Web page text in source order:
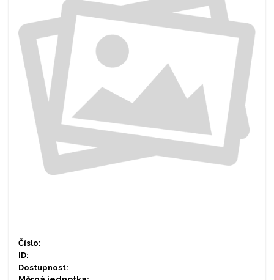
Číslo:
ID:
Dostupnost: